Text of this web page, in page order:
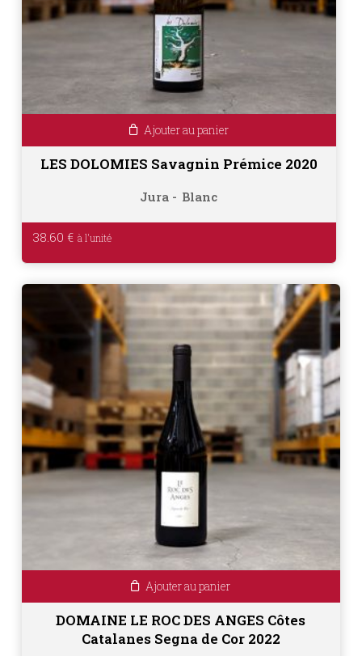
Ajouter au panier
LES DOLOMIES Savagnin Prémice 2020
Jura Blanc
38.60 €
Ajouter au panier
DOMAINE LE ROC DES ANGES Côtes
Catalanes Segna de Cor 2022